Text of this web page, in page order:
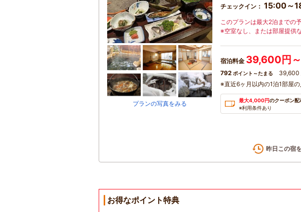
プランの写真をみる
チェックイン： 15:00～
このプランは最大2泊までの
※空室なし、または部屋提供
宿泊料金 39,600円～
792 ポイント～たまる 39,600
※直近6ヶ月以内の1泊1部屋の
最大4,000円のクーポン配
※利用条件あり
昨日この宿
お得なポイント特典